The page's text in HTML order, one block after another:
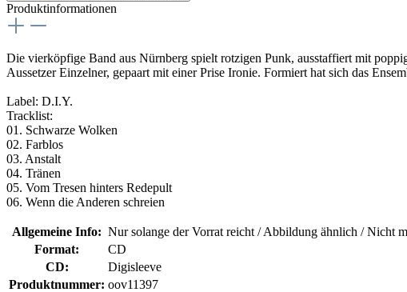
Produktinformationen
Die vierköpfige Band aus Nürnberg spielt rotzigen Punk, ausstaffiert mit
Aussetzer Einzelner, gepaart mit einer Prise Ironie. Formiert hat sich das
Label: D.I.Y.
Tracklist:
01. Schwarze Wolken
02. Farblos
03. Anstalt
04. Tränen
05. Vom Tresen hinters Redepult
06. Wenn die Anderen schreien
Allgemeine Info: Nur solange der Vorrat reicht / Abbildung ähnlich / Nicht
Format:
CD
CD:
Digisleeve
Produktnummer: oov11397